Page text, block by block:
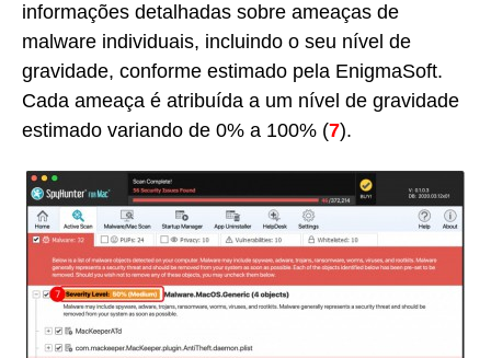
informações detalhadas sobre ameaças de
malware individuais, incluindo o seu nível de
gravidade, conforme estimado pela EnigmaSoft.
Cada ameaça é atribuída a um nível de gravidade
estimado variando de 0% a 100% (7).